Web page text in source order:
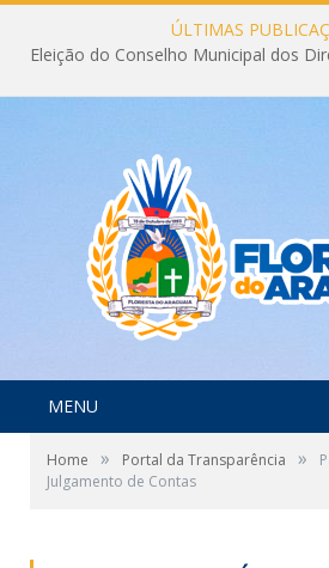
ÚLTIMAS
MENU
Home » Portal da Transparência »
Julgamento de Contas